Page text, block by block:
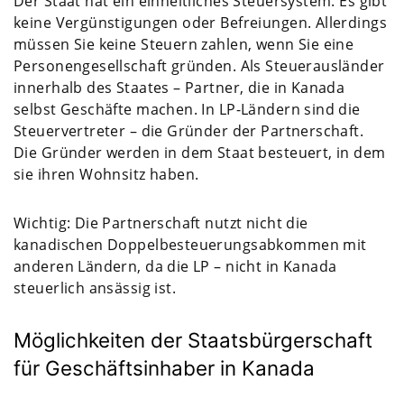
keine Vergünstigungen oder Befreiungen. Allerdings
müssen Sie keine Steuern zahlen, wenn Sie eine
Personengesellschaft gründen. Als Steuerausländer
innerhalb des Staates – Partner, die in Kanada
selbst Geschäfte machen. In LP-Ländern sind die
Steuervertreter – die Gründer der Partnerschaft.
Die Gründer werden in dem Staat besteuert, in dem
sie ihren Wohnsitz haben.
Wichtig: Die Partnerschaft nutzt nicht die
kanadischen Doppelbesteuerungsabkommen mit
anderen Ländern, da die LP – nicht in Kanada
steuerlich ansässig ist.
Möglichkeiten der Staatsbürgerschaft
für Geschäftsinhaber in Kanada